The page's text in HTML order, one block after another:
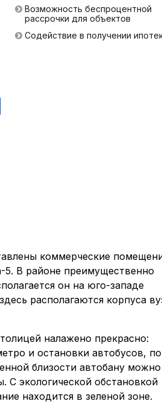
Возможность беспроцентной
рассрочки для объектов
Содействие в получении
коммерческие
В районе преимущественно
он на юго-западе
располагаются корпуса
налажено прекрасно:
и остановки автобусов, по
близости автобану можно
С экологической обстановкой
находится в зеленой зоне.